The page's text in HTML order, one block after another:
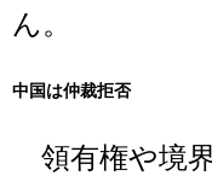
ん。
中国は仲裁拒否
領有権や境